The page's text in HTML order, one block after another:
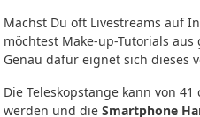
Machst Du oft Livestreams auf
möchtest Make-up-Tutorials
Genau dafür eignet sich dieses
Die Teleskopstange kann von
werden und die Smartphone